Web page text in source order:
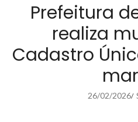
Prefeitura
realiza
Cadastro
26/02/2026/